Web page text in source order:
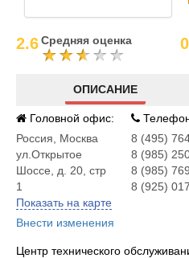
2.6Средняя оценка
ОПИСАНИЕ
Головной офис:
Россия
Москва
ул.Открытое
Шоссе, д. 20, стр
1
Показать на карте
Внести изменения
8 (495)
8 (985)
8 (985)
8 (925)
Центр технического